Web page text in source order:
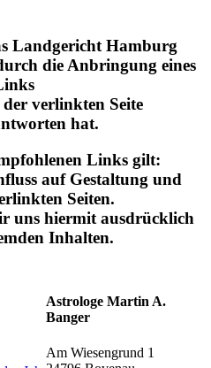
Landgericht Hamburg
die Anbringung eines
verlinkten Seite
hat.
Links gilt:
auf Gestaltung und
Seiten.
uns hiermit ausdrücklich
Inhalten.
Astrologe Martin A.
Banger
Am Wiesengrund 1